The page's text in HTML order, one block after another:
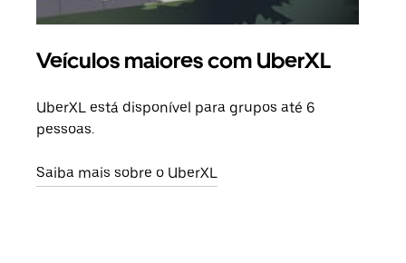
Veículos maiores com UberXL
UberXL está disponível para grupos até 6
pessoas.
Saiba mais sobre o UberXL